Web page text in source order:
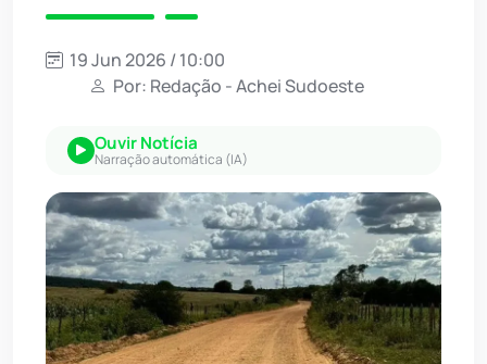
19 Jun 2026 / 10:00
Por: Redação - Achei Sudoeste
Ouvir Notícia
Narração automática (IA)